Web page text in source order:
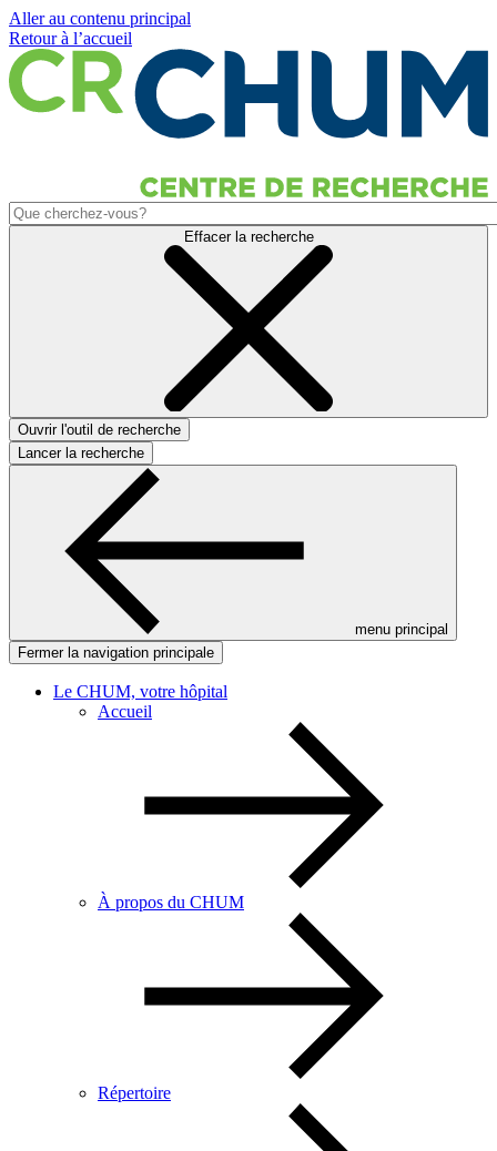
Aller au contenu principal
Retour à l’accueil
Effacer la recherche
Ouvrir l'outil de recherche
Lancer la recherche
menu principal
Fermer la navigation principale
Le CHUM, votre hôpital
Accueil
À propos du CHUM
Répertoire